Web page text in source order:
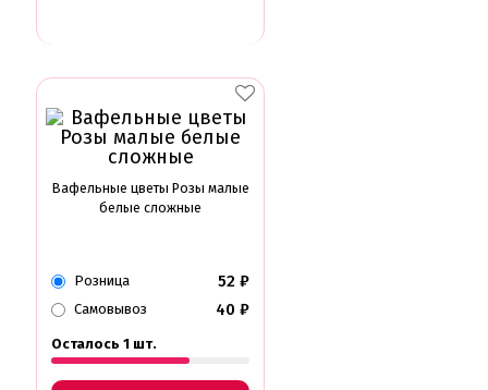
Вафельные цветы Розы малые
белые сложные
Розница 52 ₽
Самовывоз 40 ₽
Осталось 1 шт.